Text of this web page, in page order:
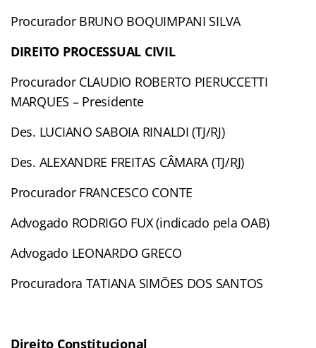
Procurador BRUNO BOQUIMPANI SILVA
DIREITO PROCESSUAL CIVIL
Procurador CLAUDIO ROBERTO PIERUCCETTI
MARQUES – Presidente
Des. LUCIANO SABOIA RINALDI (TJ/RJ)
Des. ALEXANDRE FREITAS CÂMARA (TJ/RJ)
Procurador FRANCESCO CONTE
Advogado RODRIGO FUX (indicado pela OAB)
Advogado LEONARDO GRECO
Procuradora TATIANA SIMÕES DOS SANTOS
Direito Constitucional